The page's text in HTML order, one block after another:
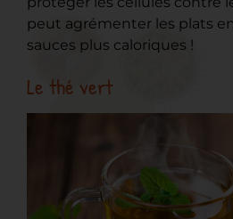
peut agrémenter les plats
sauces plus caloriques !
Le thé vert